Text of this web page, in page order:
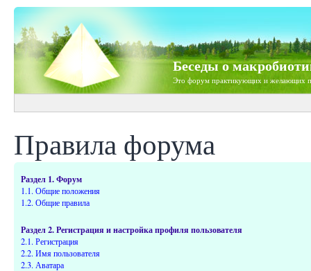
Беседы о
Это форум практикующих и желающих
Правила форума
Раздел 1. Форум
1.1. Общие положения
1.2. Общие правила
Раздел 2. Регистрация и настройка профиля пользователя
2.1. Регистрация
2.2. Имя пользователя
2.3. Аватара